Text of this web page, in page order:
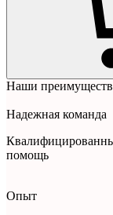
Наши
Надежная команда
помощь
Опыт